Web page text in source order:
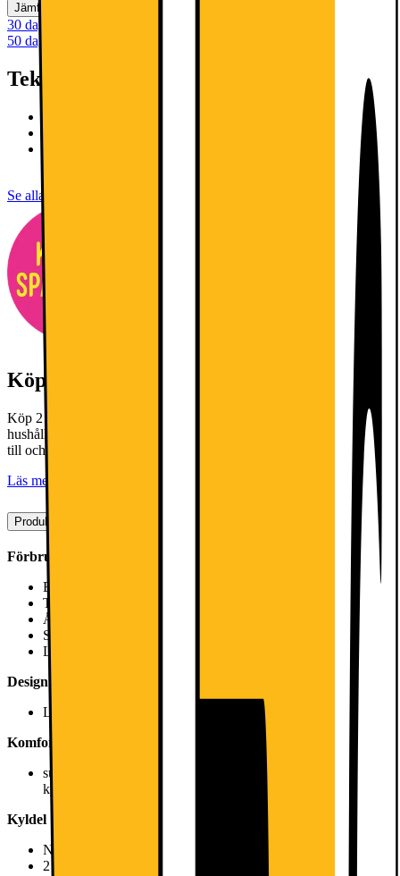
Jämför
30 dagars öppet köp
50 dagars öppet köp
Teknisk specifikation
Nettovolym: 106/14 l
Superkylning: Snabbare kylning av maten som nyss ställts in i
kylen, för att skydda maten som redan är kall.
Se alla specifikationer
Köp 2 eller fler- få 20% rabatt!
Köp 2 eller fler- få 20% rabatt! Gäller utvalda vitvaror och
hushållsprodukter från AEG, Bosch, Electrolux och Siemens fram
till och med 9 augusti 2026.
Läs mer
Produktbeskrivning
Förbrukning
Energiklass: E
Total volume : 120 l
Årlig energiförbrukning: 139
Snabbfrysning: SuperFreeze
Ljudnivå: Ljudeffekt: 39 dB
Design
LED-belysning i kyldelen
Komfort och säkerhet
superCooling-teknik med automatisk återställning, extra snabb
kylning av matvaror
Kyldel
Nettovolym kyl: 106 l
2 hyllor av säkerhetsglas, varav 1 flyttbara